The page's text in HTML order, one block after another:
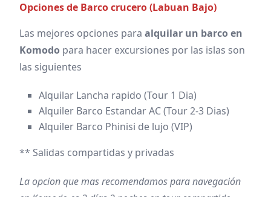
Opciones de Barco crucero (Labuan Bajo)
Las mejores opciones para alquilar un barco en
Komodo para hacer excursiones por las islas son
las siguientes
Alquilar Lancha rapido (Tour 1 Dia)
Alquiler Barco Estandar AC (Tour 2-3 Dias)
Alquiler Barco Phinisi de lujo (VIP)
** Salidas compartidas y privadas
La opcion que mas recomendamos para navegación